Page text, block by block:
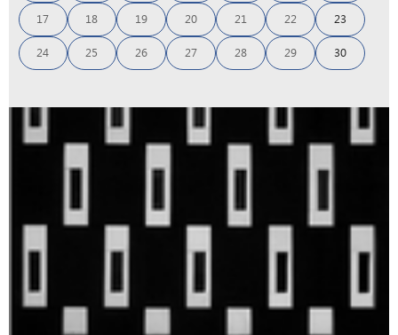
17 18 19 20 21 22 23
24 25 26 27 28 29 30